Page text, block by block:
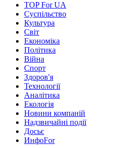
TOP For UA
Суспiльство
Культура
Світ
Економіка
Політика
Війна
Спорт
Здоров'я
Технології
Аналітика
Екологія
Новини компаній
Надзвичайні події
Досьє
ИнфоFor